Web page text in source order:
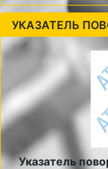
УКАЗАТЕЛЬ
Указатель